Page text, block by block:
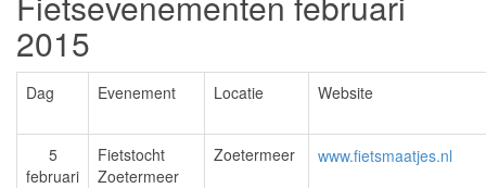
2015
Dag Evenement Locatie Website
5
februari
Fietstocht
Zoetermeer
Zoetermeer www.fietsmaatjes.nl